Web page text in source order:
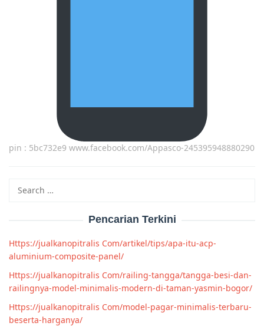
pin : 5bc732e9 www.facebook.com/Appasco-245395948880290
Pencarian Terkini
Https://jualkanopitralis Com/artikel/tips/apa-itu-acp-
aluminium-composite-panel/
Https://jualkanopitralis Com/railing-tangga/tangga-besi-dan-
railingnya-model-minimalis-modern-di-taman-yasmin-bogor/
Https://jualkanopitralis Com/model-pagar-minimalis-terbaru-
beserta-harganya/